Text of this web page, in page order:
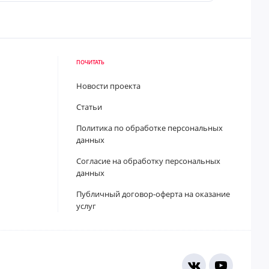
ПОЧИТАТЬ
Новости проекта
Статьи
Политика по обработке персональных
данных
Согласие на обработку персональных
данных
Публичный договор-оферта на оказание
услуг